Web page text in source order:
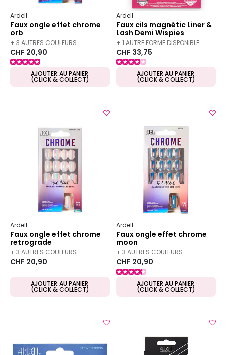
Ardell
Faux ongle effet chrome
orb
+ 3 AUTRES COULEURS
DISPONIBLES
CHF 20,90
AJOUTER AU PANIER
(CLICK & COLLECT)
Ardell
Faux cils magnétic Liner &
Lash Demi Wispies
+ 1 AUTRE FORME DISPONIBLE
CHF 33,75
AJOUTER AU PANIER
(CLICK & COLLECT)
Ardell
Faux ongle effet chrome
retrograde
+ 3 AUTRES COULEURS
DISPONIBLES
CHF 20,90
AJOUTER AU PANIER
(CLICK & COLLECT)
Ardell
Faux ongle effet chrome
moon
+ 3 AUTRES COULEURS
DISPONIBLES
CHF 20,90
AJOUTER AU PANIER
(CLICK & COLLECT)